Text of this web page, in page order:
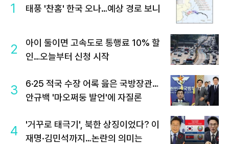
1 태풍 '찬홈' 한국 오나…예상 경로 보니
2
아이 둘이면 고속도로 통행료 10% 할
인…오늘부터 신청 시작
3
6·25 적국 수장 어록 읊은 국방장관…
안규백 '마오쩌둥 발언'에 자질론
4
'거꾸로 태극기', 북한 상징이었다? 이
재명·김민석까지…논란의 의미는